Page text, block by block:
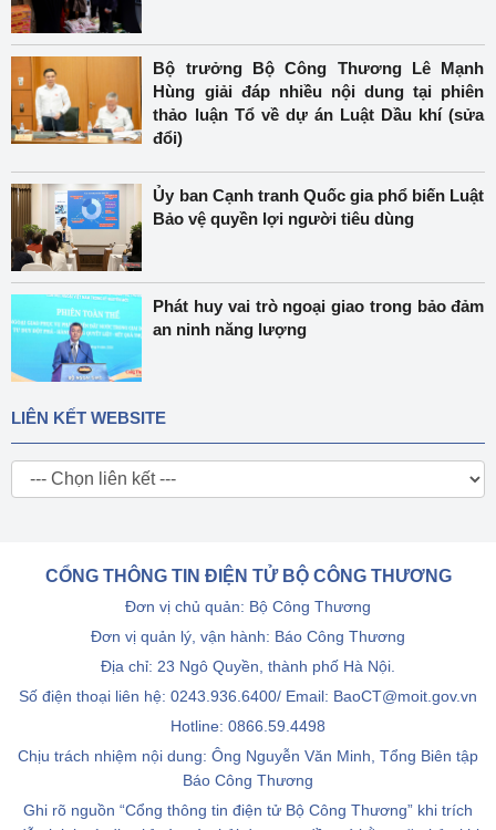
Bộ trưởng Bộ Công Thương Lê Mạnh
Hùng giải đáp nhiều nội dung tại phiên
thảo luận Tổ về dự án Luật Dầu khí (sửa
đổi)
Ủy ban Cạnh tranh Quốc gia phổ biến Luật
Bảo vệ quyền lợi người tiêu dùng
Phát huy vai trò ngoại giao trong bảo đảm
an ninh năng lượng
LIÊN KẾT WEBSITE
CỔNG THÔNG TIN ĐIỆN TỬ BỘ CÔNG THƯƠNG
Đơn vị chủ quản: Bộ Công Thương
Đơn vị quản lý, vận hành: Báo Công Thương
Địa chỉ: 23 Ngô Quyền, thành phố Hà Nội.
Số điện thoại liên hệ: 0243.936.6400/ Email: BaoCT@moit.gov.vn
Hotline: 0866.59.4498
Chịu trách nhiệm nội dung: Ông Nguyễn Văn Minh, Tổng Biên tập
Báo Công Thương
Ghi rõ nguồn “Cổng thông tin điện tử Bộ Công Thương” khi trích